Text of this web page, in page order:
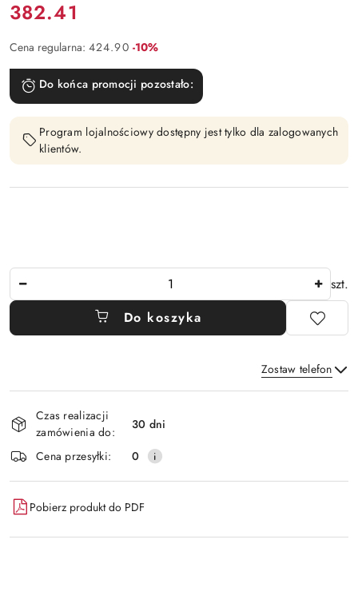
Cena:
382.41
Cena regularna: 424.90 Rabat:
-10%
Do końca promocji pozostało:
Program lojalnościowy dostępny jest tylko dla zalogowanych
klientów.
szt.
Do koszyka
Zostaw telefon
i
dostawa
Czas realizacji
zamówienia do:
30 dni
Cena przesyłki:
0
Pobierz produkt do PDF